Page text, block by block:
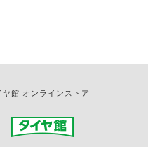
ヤ館 オンラインストア